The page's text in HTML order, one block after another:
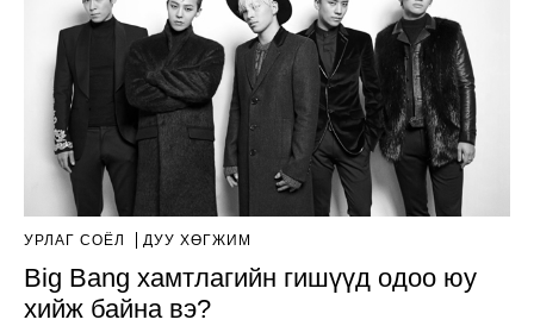
УРЛАГ СОЁЛ ДУУ ХӨГЖИМ
Big Bang хамтлагийн гишүүд одоо юу
хийж байна вэ?